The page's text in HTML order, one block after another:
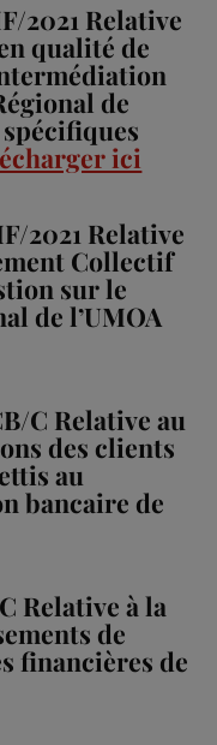
2021 Relative
qualité de
de
spécifiques
ici
2021 Relative
Collectif
sur le
de l’UMOA
C Relative au
des clients
au
bancaire de
Relative à la
de
financières de